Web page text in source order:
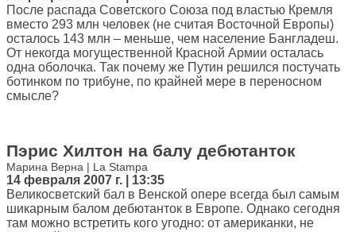
После распада Советского Союза под властью Кремля
вместо 293 млн человек (не считая Восточной Европы)
осталось 143 млн – меньше, чем население Бангладеш.
От некогда могущественной Красной Армии осталась
одна оболочка. Так почему же Путин решился постучать
ботинком по трибуне, по крайней мере в переносном
смысле?
Пэрис Хилтон на балу дебютанток
Марина Верна | La Stampa
14 февраля 2007 г. | 13:35
Великосветский бал в Венской опере всегда был самым
шикарным балом дебютанток в Европе. Однако сегодня
там можно встретить кого угодно: от американки, не